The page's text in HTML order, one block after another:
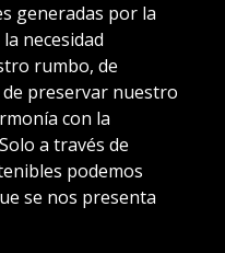
generadas por la
necesidad
rumbo, de
preservar nuestro
con la
a través de
podemos
se nos presenta